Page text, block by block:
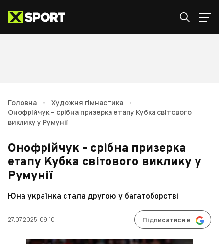
Головна • Художня гімнастика
•
Онофрійчук – срібна призерка етапу Кубка світового
виклику у Румунії
Онофрійчук – срібна призерка
етапу Кубка світового виклику у
Румунії
Юна українка стала другою у багатоборстві
27.07.2025, 09:10 Підписатися в